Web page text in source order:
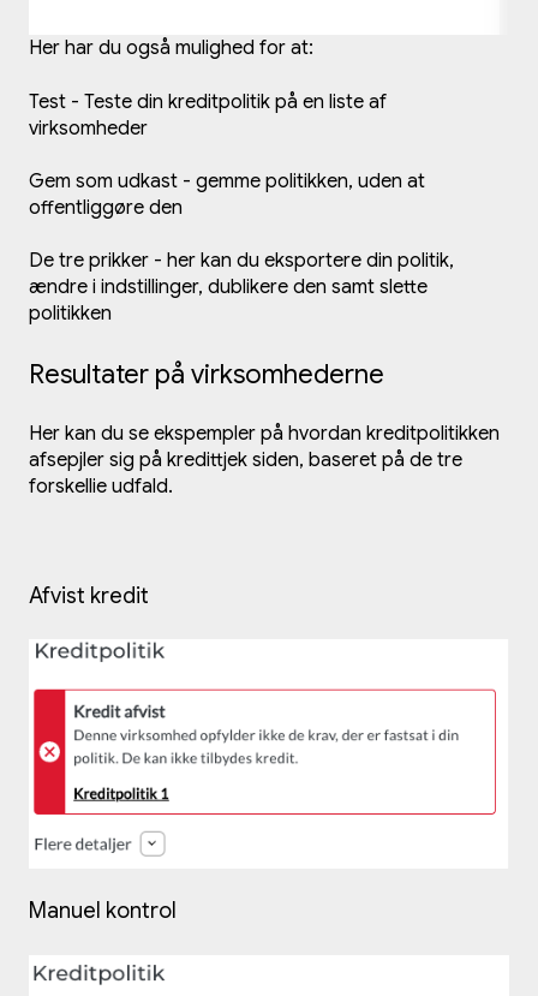
Her har du også mulighed for at:
Test - Teste din kreditpolitik på en liste af
virksomheder
Gem som udkast - gemme politikken, uden at
offentliggøre den
De tre prikker - her kan du eksportere din politik,
ændre i indstillinger, dublikere den samt slette
politikken
Resultater på virksomhederne
Her kan du se ekspempler på hvordan kreditpolitikken
afsepjler sig på kredittjek siden, baseret på de tre
forskellie udfald.
Afvist kredit
Manuel kontrol